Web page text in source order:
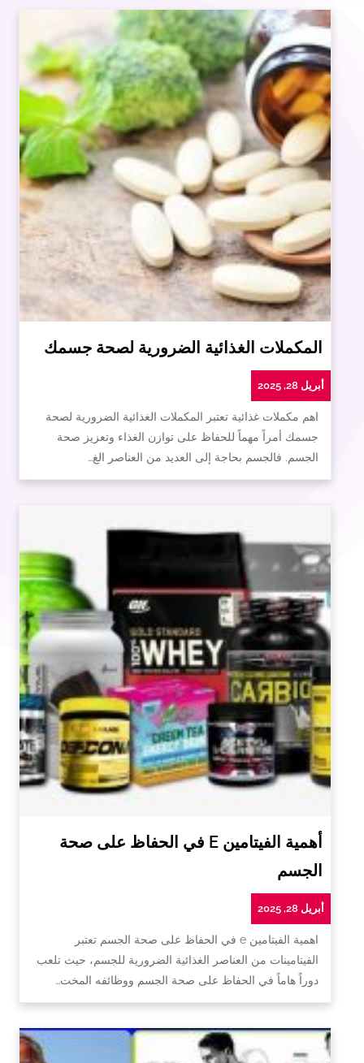
المكملات الغذائية الضرورية لصحة جسمك
أبريل 28, 2025
اهم مكملات غذائية تعتبر المكملات الغذائية الضرورية لصحة
جسمك أمراً مهماً للحفاظ على توازن الغذاء وتعزيز صحة
الجسم. فالجسم بحاجة إلى العديد من العناصر الغ…
أهمية الفيتامين E في الحفاظ على صحة
الجسم
أبريل 28, 2025
اهمية الفيتامين e في الحفاظ على صحة الجسم تعتبر
الفيتامينات من العناصر الغذائية الضرورية للجسم، حيث تلعب
دوراً هاماً في الحفاظ على صحة الجسم ووظائفه المخت…